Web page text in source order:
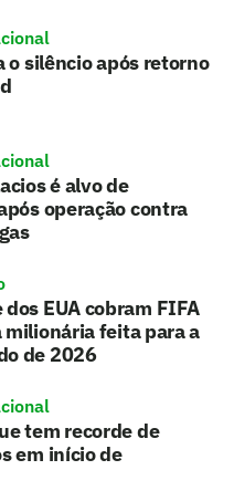
o silêncio após retorno
é alvo de
operação contra
EUA cobram FIFA
milionária feita para a
de 2026
tem recorde de
em início de